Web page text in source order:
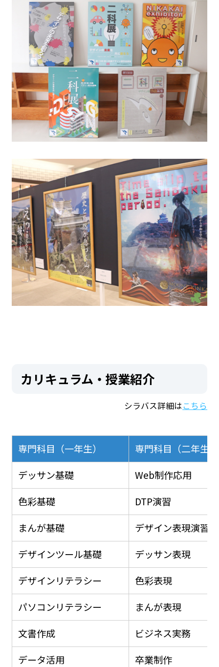
カリキュラム・授業紹介
シラバス詳細はこちら
専門科目（一年生）
専門科目（二年生）
デッサン基礎
Web制作応用
色彩基礎
DTP演習
まんが基礎
デザイン表現演習
デザインツール基礎
デッサン表現
デザインリテラシー
色彩表現
パソコンリテラシー
まんが表現
文書作成
ビジネス実務
データ活用
卒業制作